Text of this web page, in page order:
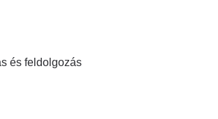
és feldolgozás